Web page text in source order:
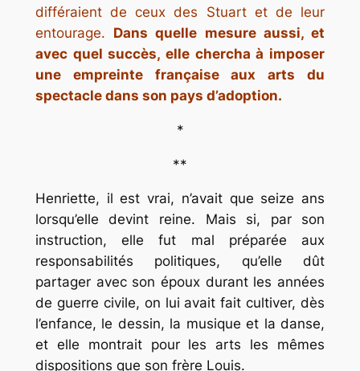
différaient de ceux des Stuart et de leur
entourage. Dans quelle mesure aussi, et
avec quel succès, elle chercha à imposer
une empreinte française aux arts du
spectacle dans son pays d’adoption.
*
**
Henriette, il est vrai, n’avait que seize ans
lorsqu’elle devint reine. Mais si, par son
instruction, elle fut mal préparée aux
responsabilités politiques, qu’elle dût
partager avec son époux durant les années
de guerre civile, on lui avait fait cultiver, dès
l’enfance, le dessin, la musique et la danse,
et elle montrait pour les arts les mêmes
dispositions que son frère Louis.